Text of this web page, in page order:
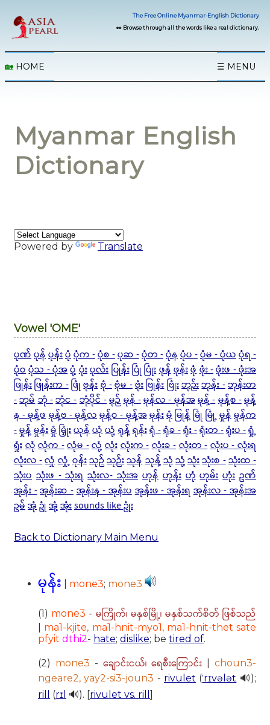
The Free Online Myanmar-English Dictionary
👀 Browse through all the words like a real dictionary.
🏡 HOME ☰ MENU
Myanmar English
Dictionary
Powered by Translate
Vowel 'OME'
ပုဏ်ပုန်ပုန်းပုံပုံက -ပုံစ -ပုဆ -ပုံတ -ပုံနပုံပ -ပုံမ - ပုံယပုံရ -
ပုံဝပုံသ - ပုံအပုံ့ပုံးပုလ်းပြုန်းပြုံ ပြုံးဖုန်ဖုန်းဖုံဖုံး -ဖုံးဖ - ဖုံးအ
ဖြုန်းဖြုန်းက -ဖြုံ ဗုန်းဗုံ -ဗုံမ -ဗုံးဗြုန်းဗြုံးဘုဉ်းဘုန်း -ဘုန်းတ
-ဘုမ်ဘုံ -ဘုံင -ဘုံပိုင် -မုဉ်မုန် -မုန်လ - မုန်အမုန့် -မုန့်စ -မုန့်
န - မုန့်ဖမုန့်ဗ - မုန့်လမုန့်ဝ - မုန့်အမုန်းမုံမြုန့်မြုံမြုံ့မှုန်မှုန်က
-မှုန့်မှုန်းမှုံမြှုံးယုန်ယုံယုံ့ရုန့်ရုန်းရုံ -ရုံခ -ရုံး -ရုံးတ -ရုံးပ -ရှုံ့
ရှုံးလုံလုံက -လုံမ -လုံ့ လုံးလုံးက -လုံးခ -လုံးတ -လုံးပ - လုံးရ
လုံးလ -လှုံလှုံ့ဝုန်းသုဉ်သုဉ်းသုန်သုန့်သုံသုံ့သုံးသုံးစ -သုံးထ -
သုံးပ သုံးဖ - သုံးရ သုံးလ- သုံးအ ဟုန် ဟုန်း ဟုံ ဟုမ်း ဟုံး ဥဏ်
အုန်း -အုန်းဆ -အုန်းန - အုန်းပအုန်းဖ - အုန်းရ အုန်းလ - အုန်းအ
ဥမ်အုံဥုံ အုံ့အုံးsounds like ဥုံး
Back to Dictionary Main Menu
မုန်း mone3; mone3
(1) mone3 - မကြိုက်၊ မနှစ်မြို့၊ မနှစ်သက်စိတ် ဖြစ်သည်
ma1-kjite, ma1-hnit-myo1, ma1-hnit-thet sate
pfyit dthi2- hate; dislike; be tired of.
(2) mone3 - ချောင်းငယ်၊ ရေစီးကြောင်း |choun3-
ngeare2, yay2-si3-joun3 - rivulet (ˈrɪvələt 🔊);
rill
(rɪl 🔊). [rivulet vs. rill ]